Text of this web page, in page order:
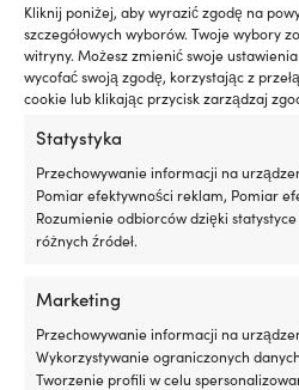
Kliknij poniżej, aby wyrazić zgodę na
szczegółowych wyborów. Twoje wybory
witryny. Możesz zmienić swoje
wycofać swoją zgodę, korzystając z
cookie lub klikając przycisk zarządzaj
Statystyka
Przechowywanie informacji na
Pomiar efektywności reklam, Pomiar
Rozumienie odbiorców dzięki
różnych źródeł.
Marketing
Przechowywanie informacji na
Wykorzystywanie ograniczonych
Tworzenie profili w celu
Regulowany obrotowy zaczep
Seldén Adjustable Tack Swivel,
do GX15
439,99€
VAT wlicz.
ZAMÓWIONY)